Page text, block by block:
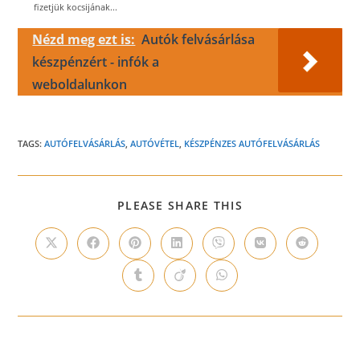
fizetjük kocsijának...
Nézd meg ezt is: Autók felvásárlása
készpénzért - infók a
weboldalunkon
TAGS:AUTÓFELVÁSÁRLÁS, AUTÓVÉTEL, KÉSZPÉNZES AUTÓFELVÁSÁRLÁS
PLEASE SHARE THIS
CONTENT
Opens
in
Opens
in
window
Opens
in
a
new
window
Opens
in
a
new
window
Opens
in
a
new
window
Opens
in
Opens
in
Opens
in
new
Opens
in
new
Opens
in
new